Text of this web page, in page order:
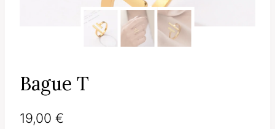
Bague T
19,00 €